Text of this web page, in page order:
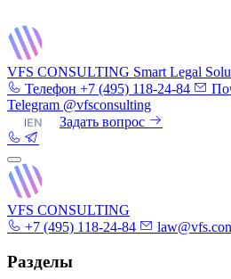
VFS CONSULTING Smart Legal
Телефон +7 (495) 118-24-84
Telegram @vfsconsulting
|EN Задать вопрос
VFS CONSULTING
+7 (495) 118-24-84
Разделы